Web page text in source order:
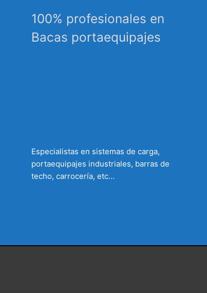
100% profesionales en
Bacas portaequipajes
Especialistas en sistemas de carga,
portaequipajes industriales, barras de
techo, carrocería, etc…